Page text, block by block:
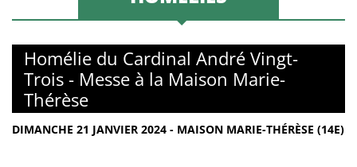
Homélie du Cardinal André Vingt-
Trois - Messe à la Maison Marie-
Thérèse
DIMANCHE 21 JANVIER 2024 - MAISON MARIE-THÉRÈSE (14E)